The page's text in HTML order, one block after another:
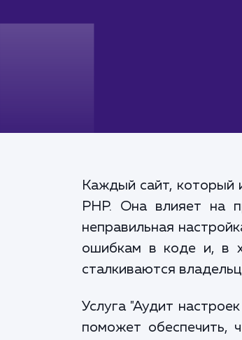
Каждый сайт, который
PHP. Она влияет на
неправильная
ошибкам в коде и, в
сталкиваются
Услуга "Аудит
поможет обеспечить,